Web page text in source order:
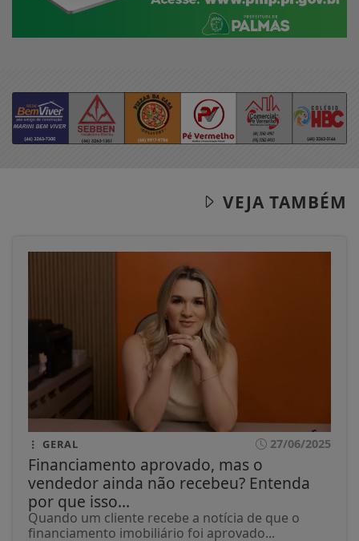
VEJA TAMBÉM
GERAL 27/06/2025
Financiamento aprovado, mas o
vendedor ainda não recebeu? Entenda
por que isso...
Quando um cliente recebe a notícia de que o
financiamento imobiliário foi aprovado...